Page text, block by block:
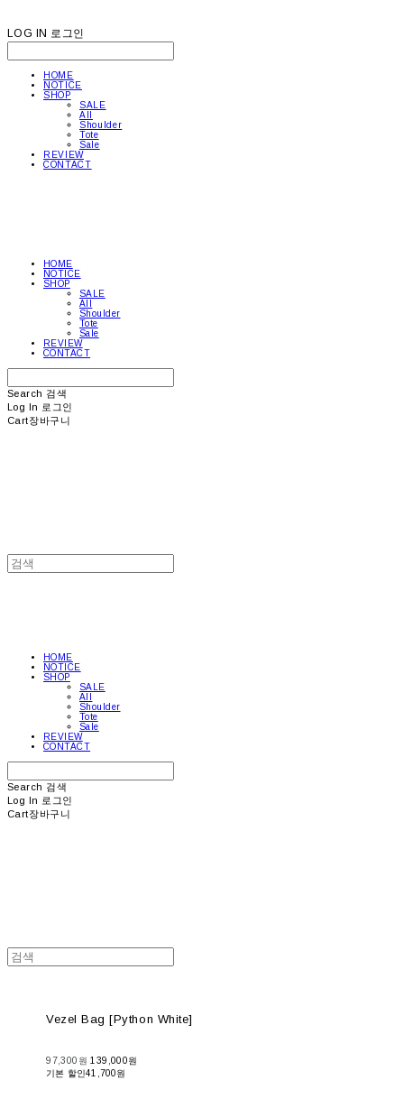
LOG IN 로그인
HOME
NOTICE
SHOP
SALE
All
Shoulder
Tote
Sale
REVIEW
CONTACT
HOME
NOTICE
SHOP
SALE
All
Shoulder
Tote
Sale
REVIEW
CONTACT
Search 검색
Log In 로그인
Cart장바구니
HOME
NOTICE
SHOP
SALE
All
Shoulder
Tote
Sale
REVIEW
CONTACT
Search 검색
Log In 로그인
Cart장바구니
Vezel Bag [Python White]
97,300원139,000원
기본 할인41,700원